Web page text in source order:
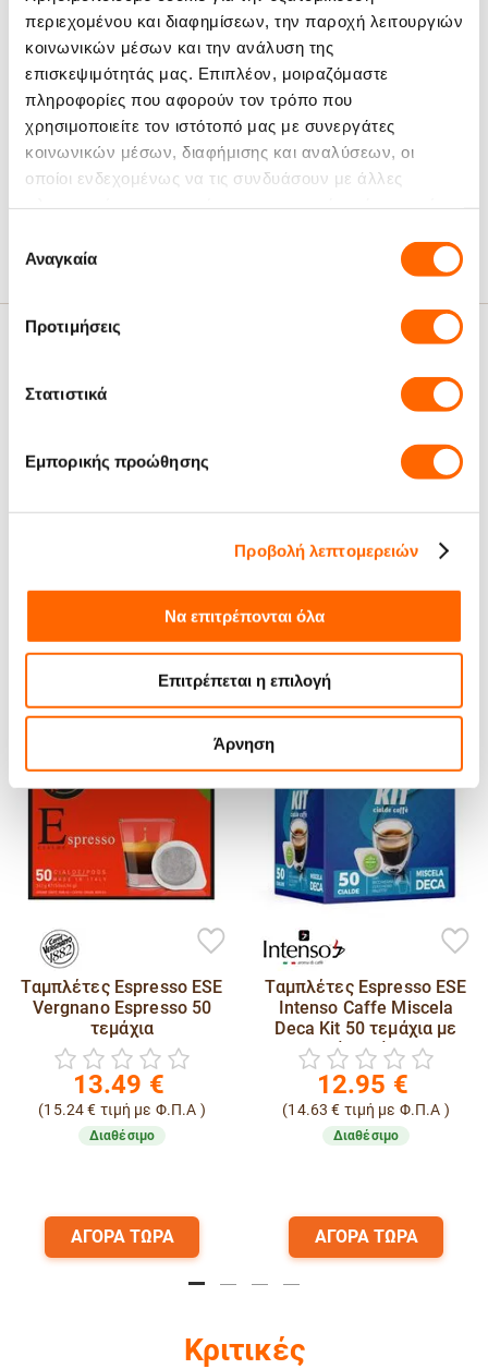
περιεχομένου και διαφημίσεων, την παροχή λειτουργιών
κοινωνικών μέσων και την ανάλυση της
επισκεψιμότητάς μας. Επιπλέον, μοιραζόμαστε
πληροφορίες που αφορούν τον τρόπο που
χρησιμοποιείτε τον ιστότοπό μας με συνεργάτες
κοινωνικών μέσων, διαφήμισης και αναλύσεων, οι
οποίοι ενδεχομένως να τις συνδυάσουν με άλλες
των υπηρεσιών τους.
συγκατάθεσης
Αναγκαία
Προτιμήσεις
Στατιστικά
Εμπορικής προώθησης
Προβολή λεπτομερειών
Να επιτρέπονται όλα
Επιτρέπεται η επιλογή
Άρνηση
Χαρακτηριστικά
Μέγεθος: 10 τεμάχια
Είδος Προϊόντος: ESE Pods - Ταμπλέτες
Ναι
Νάπολη, η "πρωτεύουσα" της
Μπορεί να σου αρέσουν
Ταμπλέτες Espresso ESE
Vergnano Espresso 50
τεμάχια
13.49 €
(15.24 € τιμή με Φ.Π.Α )
Διαθέσιμο
ΑΓΟΡΑ ΤΩΡΑ
Ταμπλέτες Espresso ESE
Intenso Caffe Miscela
Deca Kit 50 τεμάχια με
ποτηράκι, ζάχαρη κι
αναδευτήρα
12.95 €
(14.63 € τιμή με Φ.Π.Α )
Διαθέσιμο
ΑΓΟΡΑ ΤΩΡΑ
Κριτικές